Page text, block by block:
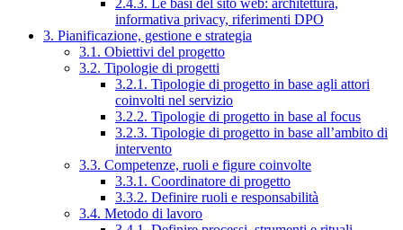
2.4.3. Le basi del sito web: architettura,
informativa privacy, riferimenti DPO
3. Pianificazione, gestione e strategia
3.1. Obiettivi del progetto
3.2. Tipologie di progetti
3.2.1. Tipologie di progetto in base agli attori
coinvolti nel servizio
3.2.2. Tipologie di progetto in base al focus
3.2.3. Tipologie di progetto in base all’ambito di
intervento
3.3. Competenze, ruoli e figure coinvolte
3.3.1. Coordinatore di progetto
3.3.2. Definire ruoli e responsabilità
3.4. Metodo di lavoro